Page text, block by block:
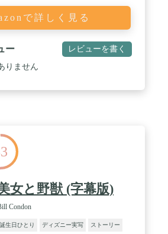
で詳しく見る
ー レビューを書く
りません
女と野獣 (字幕版)
Condon
誕生日ひとり ディズニー実写 ストーリー